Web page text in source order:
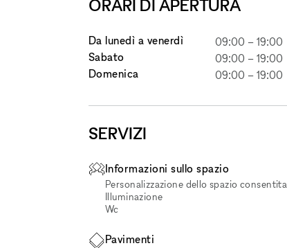
ORARI DI APERTURA
Da lunedì a venerdì 09:00 –19:00
Sabato
09:00 –19:00
Domenica
09:00 –19:00
SERVIZI
Informazioni sullo spazio
Personalizzazione dello spazio consentita
Illuminazione
Wc
Pavimenti